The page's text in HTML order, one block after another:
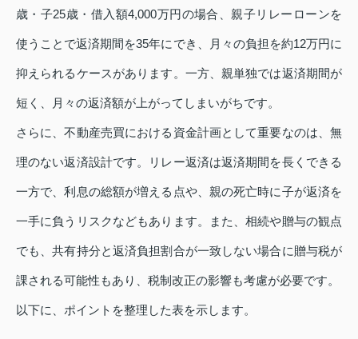
歳・子25歳・借入額4,000万円の場合、親子リレーローンを
使うことで返済期間を35年にでき、月々の負担を約12万円に
抑えられるケースがあります。一方、親単独では返済期間が
短く、月々の返済額が上がってしまいがちです。
さらに、不動産売買における資金計画として重要なのは、無
理のない返済設計です。リレー返済は返済期間を長くできる
一方で、利息の総額が増える点や、親の死亡時に子が返済を
一手に負うリスクなどもあります。また、相続や贈与の観点
でも、共有持分と返済負担割合が一致しない場合に贈与税が
課される可能性もあり、税制改正の影響も考慮が必要です。
以下に、ポイントを整理した表を示します。